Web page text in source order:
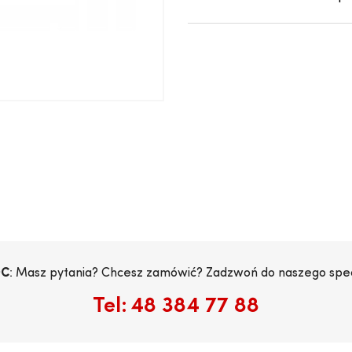
: Masz pytania? Chcesz zamówić? Zadzwoń do naszego
Tel: 48 384 77 88